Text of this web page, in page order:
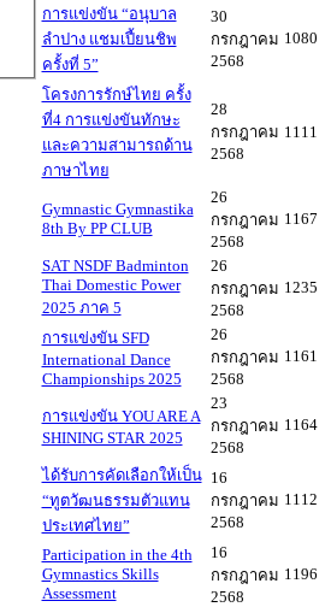
การแข่งขัน “อนุบาล
ลำปาง แชมเปี้ยนชิพ
ครั้งที่ 5”
30
กรกฎาคม
2568
1080
โครงการรักษ์ไทย ครั้ง
ที่4 การแข่งขันทักษะ
และความสามารถด้าน
ภาษาไทย
28
กรกฎาคม
2568
1111
Gymnastic Gymnastika
8th By PP CLUB
26
กรกฎาคม
2568
1167
SAT NSDF Badminton
Thai Domestic Power
2025 ภาค 5
26
กรกฎาคม
2568
1235
การแข่งขัน SFD
International Dance
Championships 2025
26
กรกฎาคม
2568
1161
การแข่งขัน YOU ARE A
SHINING STAR 2025
23
กรกฎาคม
2568
1164
ได้รับการคัดเลือกให้เป็น
“ทูตวัฒนธรรมตัวแทน
ประเทศไทย”
16
กรกฎาคม
2568
1112
Participation in the 4th
Gymnastics Skills
Assessment
16
กรกฎาคม
2568
1196